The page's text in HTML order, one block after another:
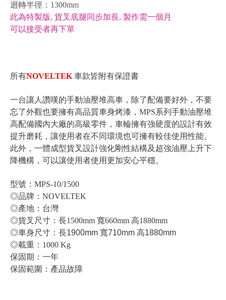
迴轉半徑： 1300mm
此為特製版, 貨叉底腿同步加長, 製作需一個月
可以接受者再下單
所有NOVELTEK 車款皆附有保證書
一台讓人讚嘆的手動油壓堆高車，除了配備要好外，不要
忘了外觀也要擁有高品質車身烤漆，MPS系列手動油壓堆
高配備國內大廠的高級零件，車輪擁有強硬度的設計有效
提升磨耗，讓使用者在不同環境也可擁有較佳使用性能。
此外，一體成型貨叉設計強化剛性結構及超強油壓上升下
降機構，可以讓使用者使用更加安心平穩。
型號：MPS-10/1500
◎品牌：NOVELTEK
◎產地：台灣
◎貨叉尺寸：長1500mm 寬660mm 高1880mm
◎車身尺寸：長1900mm 寬710mm 高1880mm
◎載重：1000 Kg
保固期：一年
保固範圍：產品故障